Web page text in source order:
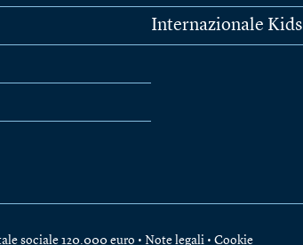
Internazionale Kids
sociale 120.000 euro • Note legali • Cookie